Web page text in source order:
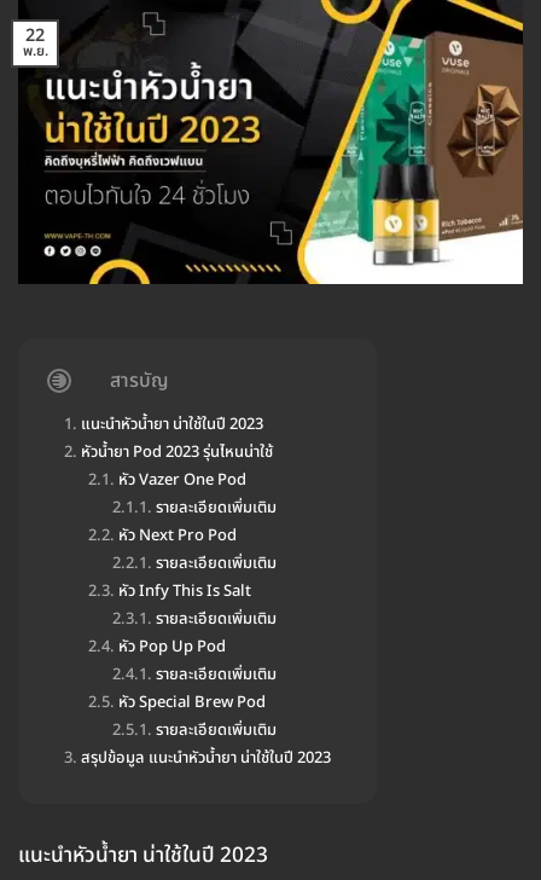
22
พ.ย.
สารบัญ
แนะนำหัวน้ำยา น่าใช้ในปี 2023
หัวน้ำยา Pod 2023 รุ่นไหนน่าใช้
หัว Vazer One Pod
รายละเอียดเพิ่มเติม
หัว Next Pro Pod
รายละเอียดเพิ่มเติม
หัว Infy This Is Salt
รายละเอียดเพิ่มเติม
หัว Pop Up Pod
รายละเอียดเพิ่มเติม
หัว Special Brew Pod
รายละเอียดเพิ่มเติม
สรุปข้อมูล แนะนำหัวน้ำยา น่าใช้ในปี 2023
แนะนำหัวน้ำยา น่าใช้ในปี 2023